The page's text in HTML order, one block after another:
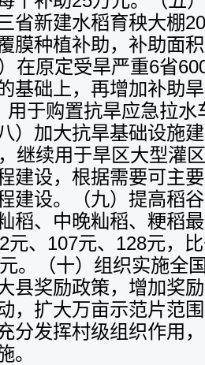
省新建水稻育秧大棚
膜种植补助，补助面
在原定受旱严重6省
基础上，再增加补助
用于购置抗旱应急拉水
）加大抗旱基础设施
继续用于旱区大型灌
建设，根据需要可主
建设。（九）提高稻
稻、中晚籼稻、粳稻
元、107元、128元，
。（十）组织实施全
县奖励政策，增加奖
，扩大万亩示范片范
分发挥村级组织作用
。